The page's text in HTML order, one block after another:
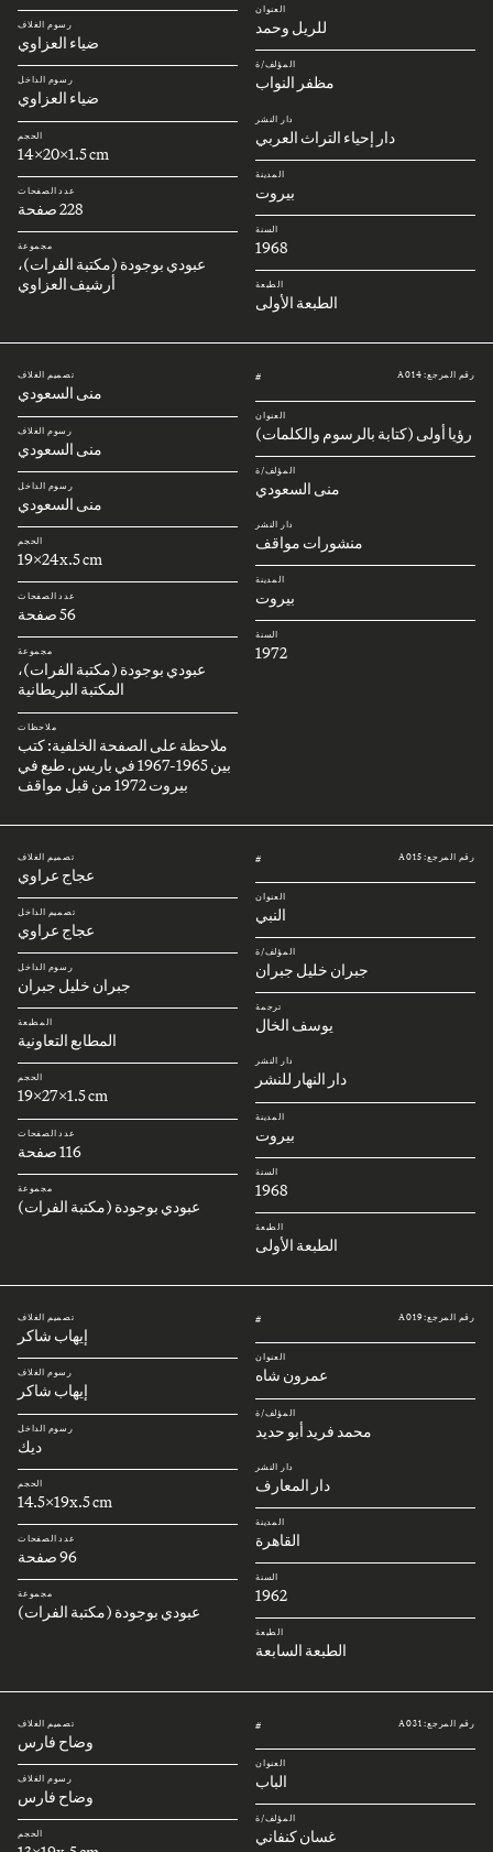
العنوان
للريل وحمد
المؤلف/ة
مظفر النواب
دار النشر
دار إحياء التراث العربي
المدينة
بيروت
السنة
1968
الطبعة
الطبعة الأولى
رسوم الغلاف
ضياء العزاوي
رسوم الداخل
ضياء العزاوي
الحجم
14x20x1.5 cm
عدد الصفحات
228 صفحة
مجموعة
عبودي بوجودة (مكتبة الفرات)،
أرشيف العزاوي
رقم المرجع: A014 #
العنوان
رؤيا أولى (كتابة بالرسوم والكلمات)
المؤلف/ة
منى السعودي
دار النشر
منشورات مواقف
المدينة
بيروت
السنة
1972
تصميم الغلاف
منى السعودي
رسوم الغلاف
منى السعودي
رسوم الداخل
منى السعودي
الحجم
19x24x.5 cm
عدد الصفحات
56 صفحة
مجموعة
عبودي بوجودة (مكتبة الفرات)،
المكتبة البريطانية
ملاحظات
ملاحظة على الصفحة الخلفية: كتب
بين 1965-1967 في باريس. طبع في
بيروت 1972 من قبل مواقف
رقم المرجع: A015 #
العنوان
النبي
المؤلف/ة
جبران خليل جبران
ترجمة
يوسف الخال
دار النشر
دار النهار للنشر
المدينة
بيروت
السنة
1968
الطبعة
الطبعة الأولى
تصميم الغلاف
عجاج عراوي
تصميم الداخل
عجاج عراوي
رسوم الداخل
جبران خليل جبران
المطبعة
المطابع التعاونية
الحجم
19x27x1.5 cm
عدد الصفحات
116 صفحة
مجموعة
عبودي بوجودة (مكتبة الفرات)
رقم المرجع: A019 #
العنوان
عمرون شاه
المؤلف/ة
محمد فريد أبو حديد
دار النشر
دار المعارف
المدينة
القاهرة
السنة
1962
الطبعة
الطبعة السابعة
تصميم الغلاف
إيهاب شاكر
رسوم الغلاف
إيهاب شاكر
رسوم الداخل
ديك
الحجم
14.5x19x.5 cm
عدد الصفحات
96 صفحة
مجموعة
عبودي بوجودة (مكتبة الفرات)
رقم المرجع: A031 #
العنوان
الباب
المؤلف/ة
غسان كنفاني
تصميم الغلاف
وضاح فارس
رسوم الغلاف
وضاح فارس
الحجم